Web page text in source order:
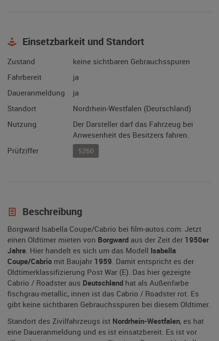
Einsetzbarkeit und Standort
Zustand
keine sichtbaren Gebrauchsspuren
Fahrbereit
ja
Daueranmeldung
ja
Standort
Nordrhein-Westfalen (Deutschland)
Nutzung
Der Darsteller darf das Fahrzeug bei
Anwesenheit des Besitzers fahren.
Prüfziffer
5260
Beschreibung
Borgward Isabella Coupe/Cabrio bei film-autos.com: Jetzt
einen Oldtimer mieten von Borgward aus der Zeit der 1950er
Jahre. Hier handelt es sich um das Modell Isabella
Coupe/Cabrio mit Baujahr 1959. Damit entspricht es der
Oldtimerklassifizierung Post War (E). Das hier gezeigte
Cabrio / Roadster aus Deutschland hat als Außenfarbe
fischgrau-metallic, innen ist das Cabrio / Roadster rot. Es
gibt keine sichtbaren Gebrauchsspuren bei diesem Oldtimer.
Standort des Zivilfahrzeugs ist Nordrhein-Westfalen, es hat
eine Daueranmeldung und es ist einsatzbereit. Es ist vor